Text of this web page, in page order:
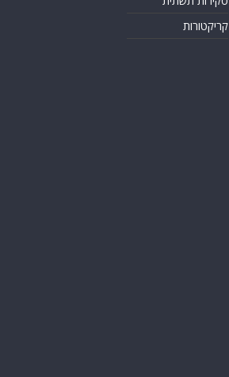
קריקטורות